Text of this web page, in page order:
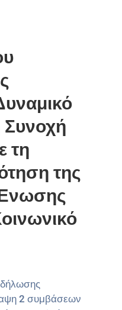
Συνοχή
τη
της
2 συμβάσεων